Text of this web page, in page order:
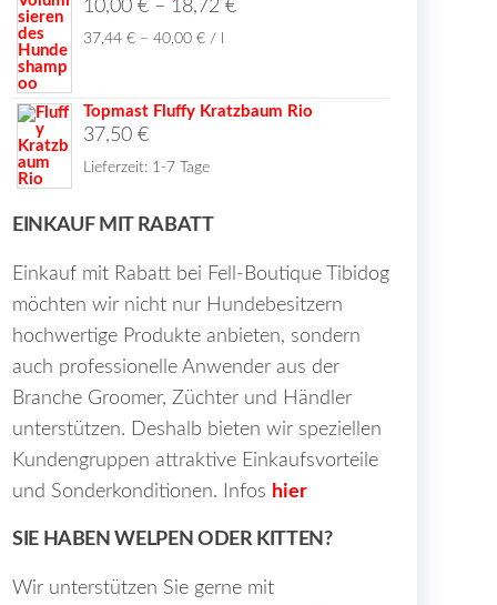
10,00 € – 18,72 €
37,44 € – 40,00 € /
Topmast Fluffy Kratzbaum Rio
37,50 €
Lieferzeit: 1-7 Tage
EINKAUF MIT RABATT
Einkauf mit Rabatt bei Fell-Boutique Tibidog
möchten wir nicht nur Hundebesitzern
hochwertige Produkte anbieten, sondern
auch professionelle Anwender aus der
Branche Groomer, Züchter und Händler
unterstützen. Deshalb bieten wir speziellen
Kundengruppen attraktive Einkaufsvorteile
und Sonderkonditionen. Infos hier
SIE HABEN WELPEN ODER KITTEN?
Wir unterstützen Sie gerne mit